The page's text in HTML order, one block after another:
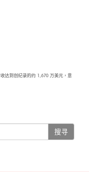
达到创纪录的约 1,670 万美元，意
搜寻